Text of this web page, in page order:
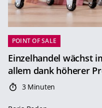
POINT OF SALE
Einzelhandel wächst
allem dank höherer
3 Minuten